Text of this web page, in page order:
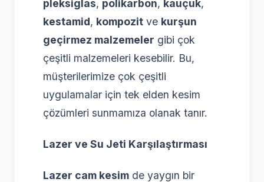
pleksiglas, polikarbon, kauçuk,
kestamid, kompozit ve kurşun
geçirmez malzemeler gibi çok
çeşitli malzemeleri kesebilir. Bu,
müşterilerimize çok çeşitli
uygulamalar için tek elden kesim
çözümleri sunmamıza olanak tanır.
Lazer ve Su Jeti Karşılaştırması
Lazer cam kesim de yaygın bir